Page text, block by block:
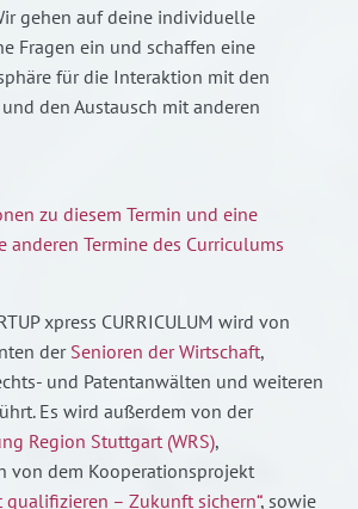
gehen auf deine individuelle
Fragen ein und schaffen eine
für die Interaktion mit den
den Austausch mit anderen
zu diesem Termin und eine
anderen Termine des Curriculums
xpress CURRICULUM wird von
der Senioren der Wirtschaft,
und Patentanwälten und weiteren
Es wird außerdem von der
Region Stuttgart (WRS),
von dem Kooperationsprojekt
qualifizieren – Zukunft sichern“, sowie